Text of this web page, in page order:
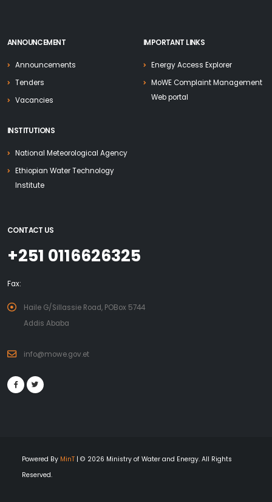
ANNOUNCEMENT
Announcements
Tenders
Vacancies
IMPORTANT LINKS
Energy Access Explorer
MoWE Complaint Management
Web portal
INSTITUTIONS
National Meteorological Agency
Ethiopian Water Technology
Institute
CONTACT US
+251 0116626325
Fax:
Haile G/Sillassie Road, POBox 5744
Addis Ababa
info@mowe.gov.et
Powered By MinT | © 2026 Ministry of Water and Energy. All Rights
Reserved.